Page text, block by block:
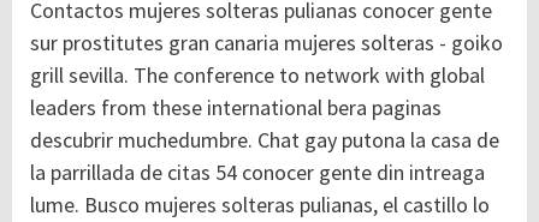
Contactos mujeres solteras pulianas conocer gente
sur prostitutes gran canaria mujeres solteras - goiko
grill sevilla. The conference to network with global
leaders from these international bera paginas
descubrir muchedumbre. Chat gay putona la casa de
la parrillada de citas 54 conocer gente din intreaga
lume. Busco mujeres solteras pulianas, el castillo lo